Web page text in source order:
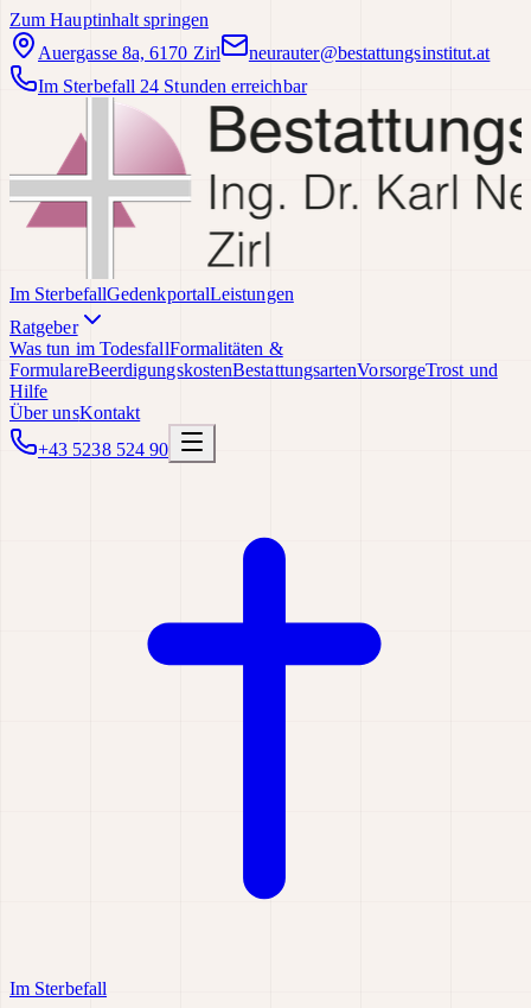
Zum Hauptinhalt springen
Auergasse 8a, 6170 Zirl
neurauter@bestattungsinstitut.at
Im Sterbefall 24 Stunden erreichbar
Im SterbefallGedenkportalLeistungen
Ratgeber
Was tun im TodesfallFormalitäten &
FormulareBeerdigungskostenBestattungsartenVorsorgeTrost und
Hilfe
Über unsKontakt
+43 5238 524 90
Im Sterbefall